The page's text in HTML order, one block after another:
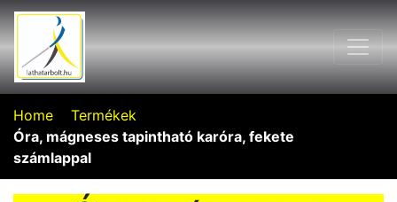
Home
Termékek
Óra, mágneses tapintható karóra, fekete
számlappal